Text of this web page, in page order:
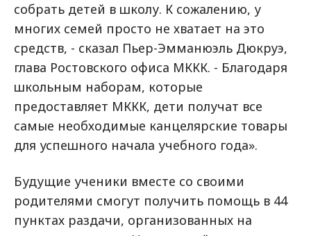
собрать детей в школу. К сожалению, у
многих семей просто не хватает на это
средств, - сказал Пьер-Эмманюэль Дюкруэ,
глава Ростовского офиса МККК. - Благодаря
школьным наборам, которые
предоставляет МККК, дети получат все
самые необходимые канцелярские товары
для успешного начала учебного года».
Будущие ученики вместе со своими
родителями смогут получить помощь в 44
пунктах раздачи, организованных на